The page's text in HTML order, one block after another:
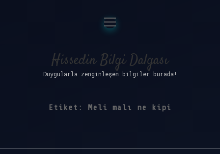
Anasayfa
Gizlilik Politikası
Yasal Uyarı
menüyü
aç
Hissedin Bilgi Dalgası
Duygularla zenginleşen bilgiler burada!
Etiket: Meli malı ne kipi